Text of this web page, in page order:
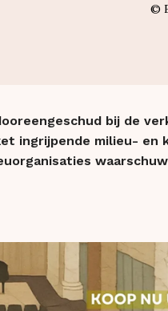
©
bij de
ingrijpende milieu- en